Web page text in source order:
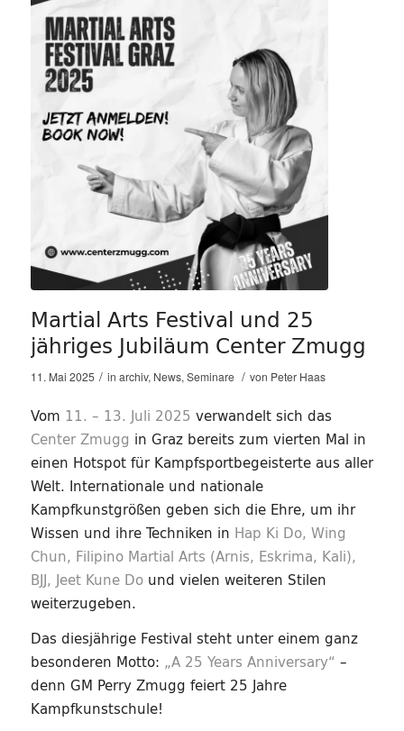
Martial Arts Festival und 25
jähriges Jubiläum Center Zmugg
11. Mai 2025 / in archiv, News, Seminare / von Peter Haas
Vom 11. – 13. Juli 2025 verwandelt sich das
Center Zmugg in Graz bereits zum vierten Mal in
einen Hotspot für Kampfsportbegeisterte aus aller
Welt. Internationale und nationale
Kampfkunstgrößen geben sich die Ehre, um ihr
Wissen und ihre Techniken in Hap Ki Do, Wing
Chun, Filipino Martial Arts (Arnis, Eskrima, Kali),
BJJ, Jeet Kune Dound vielen weiteren Stilen
weiterzugeben.
Das diesjährige Festival steht unter einem ganz
besonderen Motto: „A 25 Years Anniversary“ –
denn GM Perry Zmugg feiert 25 Jahre
Kampfkunstschule!